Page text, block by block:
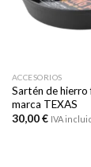
ACCESORIOS
Sartén de
marca TEXAS
30,00€ IVA